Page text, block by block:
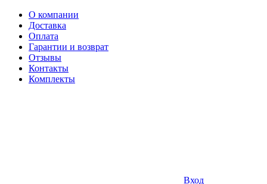
О компании
Доставка
Оплата
Гарантии и возврат
Отзывы
Контакты
Комплекты
Вход